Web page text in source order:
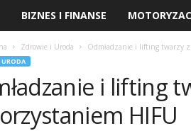
BIZNES I FINANSE
Zdrowie i Uroda Odmładzanie i lifting twarzy
i lifting
HIFU